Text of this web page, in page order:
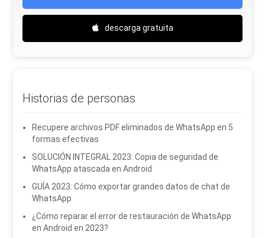
descarga gratuita
Historias de personas
Recupere archivos PDF eliminados de WhatsApp en 5
formas efectivas
SOLUCIÓN INTEGRAL 2023: Copia de seguridad de
WhatsApp atascada en Android
GUÍA 2023: Cómo exportar grandes datos de chat de
WhatsApp
¿Cómo reparar el error de restauración de WhatsApp
en Android en 2023?